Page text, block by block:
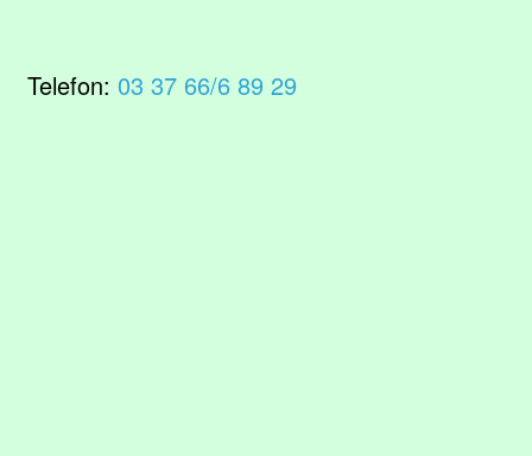
Telefon: 03 37 66/6 89 29